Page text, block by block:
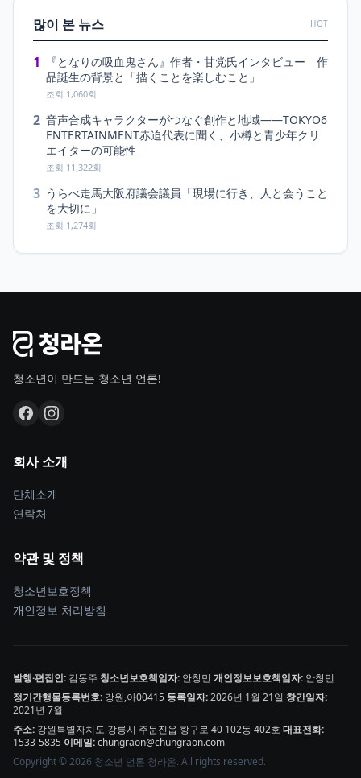
많이 본 뉴스 HOT
1
『となりの吸血鬼さん』作者・甘党氏インタビュー 作
品誕生の背景と「描くことを楽しむこと」
조회 1,060회
2 音声合成キャラクターがつなぐ創作と地域――TOKYO6
ENTERTAINMENT赤迫代表に聞く、小樽と青少年クリ
エイターの可能性
조회 11,322회
3 うらべ走馬大阪府議会議員「現場に行き、人と会うこと
を大切に」
조회 1,274회
청소년이 만드는 청소년 언론!
회사 소개
단체소개
연락처
약관 및 정책
청소년보호정책
개인정보 처리방침
발행·편집인: 김동주 청소년보호책임자: 안창민 개인정보보호책임자: 안창민
정기간행물등록번호: 강원,아00415 등록일자:2026년 1월 21일 창간일자:
2021년 7월
주소: 강원특별자치도 강릉시 주문진읍 항구로 40 102동 402호 대표전화:
1533-5835 이메일:chungraon@chungraon.com
Copyright © 2026 청소년 언론 청라온. All rights reserved.